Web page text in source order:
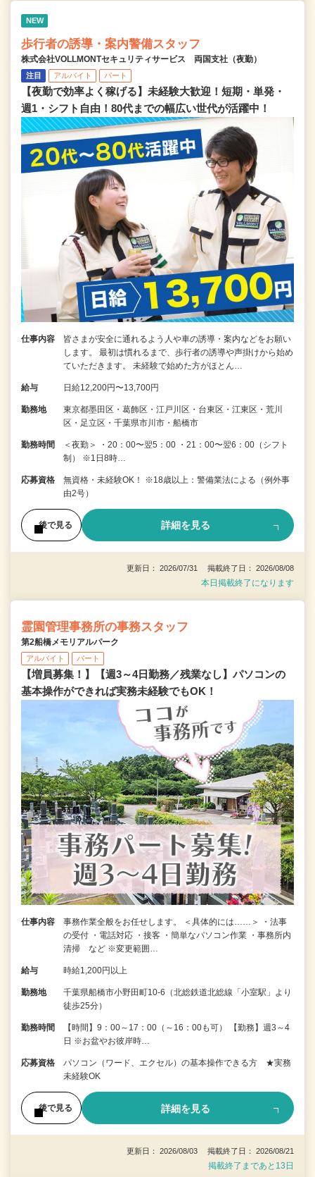
NEW
歩行者の誘導・案内警備スタッフ
株式会社VOLLMONTセキュリティサービス 両国支社（夜勤）
注目 アルバイト パート
【夜勤で効率よく稼げる】未経験大歓迎！短期・単発・
週1・シフト自由！80代までの幅広い世代が活躍中！
仕事内容
皆さまが安全に通れるよう人や車の誘導・案内などをお願い
します。 最初は慣れるまで、歩行者の誘導や声掛けから始め
ていただきます。 未経験で始めた方がほとん…
給与 日給12,200円〜13,700円
勤務地
東京都墨田区・葛飾区・江戸川区・台東区・江東区・荒川
区・足立区・千葉県市川市・船橋市
勤務時間
＜夜勤＞ ・20：00〜翌5：00 ・21：00〜翌6：00（シフト
制） ※1日8時…
応募資格
無資格・未経験OK！ ※18歳以上：警備業法による（例外事
由2号）
後で見る 詳細を見る
更新日： 2026/07/31 掲載終了日： 2026/08/08
本日掲載終了になります
霊園管理事務所の事務スタッフ
第2船橋メモリアルパーク
アルバイト パート
【増員募集！】【週3～4日勤務／残業なし】パソコンの
基本操作ができれば実務未経験でもOK！
仕事内容
事務作業全般をお任せします。 ＜具体的には……＞ ・法事
の受付 ・電話対応 ・接客 ・簡単なパソコン作業 ・事務所内
清掃 など ※変更範囲…
給与 時給1,200円以上
勤務地
千葉県船橋市小野田町10-6（北総鉄道北総線「小室駅」より
徒歩25分）
勤務時間
【時間】9：00～17：00（～16：00も可） 【勤務】週3～4
日 ※お盆やお彼岸時…
応募資格
パソコン（ワード、エクセル）の基本操作できる方 ★実務
未経験OK
後で見る 詳細を見る
更新日： 2026/08/03 掲載終了日： 2026/08/21
掲載終了まであと13日